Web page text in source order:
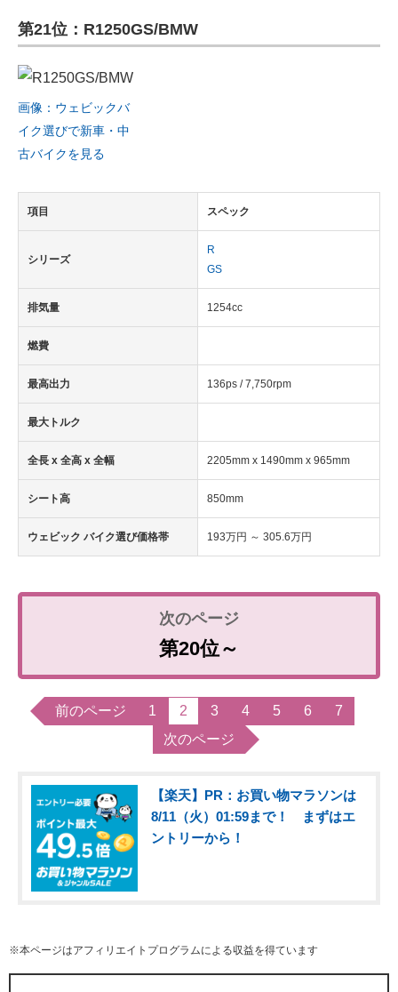
第21位：R1250GS/BMW
画像：ウェビックバ
イク選びで新車・中
古バイクを見る
項目 スペック
シリーズ
R
GS
排気量 1254cc
燃費
最高出力 136ps / 7,750rpm
最大トルク
全長 x 全高 x 全幅 2205mm x 1490mm x 965mm
シート高 850mm
ウェビック バイク選び価格帯 193万円 ～ 305.6万円
第20位～
前のページ 1 2 3 4 5 6
7
次のページ
【楽天】PR：お買い物マラソンは
8/11（火）01:59まで！ まずはエ
ントリーから！
※本ページはアフィリエイトプログラムによる収益を得ています